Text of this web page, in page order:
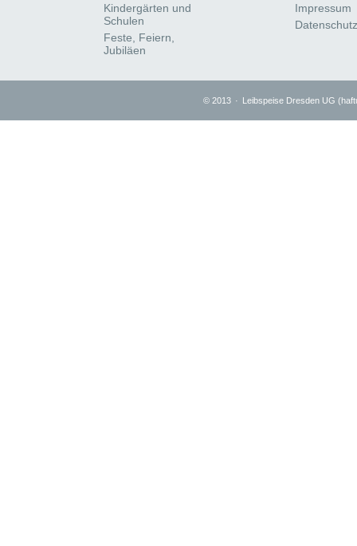
Kindergärten und
Schulen
Feste, Feiern,
Jubiläen
Impressum
Datenschutz
© 2013 · Leibspeise Dresden UG